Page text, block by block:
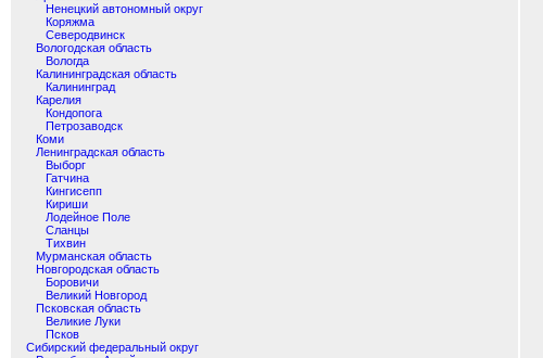
Ненецкий автономный округ
Коряжма
Северодвинск
Вологодская область
Вологда
Калининградская область
Калининград
Карелия
Кондопога
Петрозаводск
Коми
Ленинградская область
Выборг
Гатчина
Кингисепп
Кириши
Лодейное Поле
Сланцы
Тихвин
Мурманская область
Новгородская область
Боровичи
Великий Новгород
Псковская область
Великие Луки
Псков
Сибирский федеральный округ